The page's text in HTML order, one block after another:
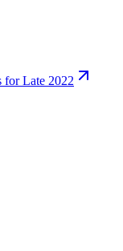
for Late 2022